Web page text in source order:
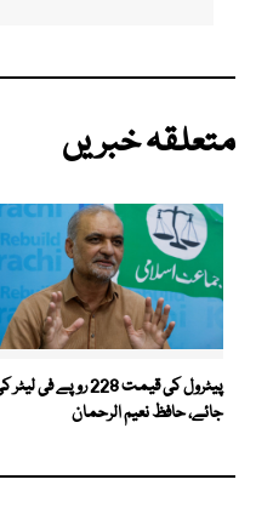
متعلقہ خبریں
پیٹرول کی قیمت 228 روپے فی
جائے، حافظ نعیم الرحمان